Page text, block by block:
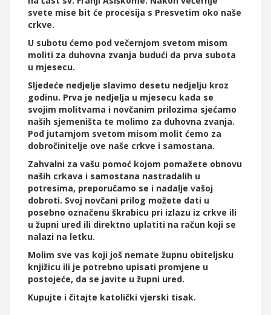
svete mise bit će procesija s Presvetim oko naše
crkve.
U subotu ćemo pod večernjom svetom misom
moliti za duhovna zvanja budući da prva subota
u mjesecu.
Sljedeće nedjelje slavimo desetu nedjelju kroz
godinu. Prva je nedjelja u mjesecu kada se
svojim molitvama i novčanim prilozima sjećamo
naših sjemeništa te molimo za duhovna zvanja.
Pod jutarnjom svetom misom molit ćemo za
dobročinitelje ove naše crkve i samostana.
Zahvalni za vašu pomoć kojom pomažete obnovu
naših crkava i samostana nastradalih u
potresima, preporučamo se i nadalje vašoj
dobroti. Svoj novčani prilog možete dati u
posebno označenu škrabicu pri izlazu iz crkve ili
u župni ured ili direktno uplatiti na račun koji se
nalazi na letku.
Molim sve vas koji još nemate župnu obiteljsku
knjižicu ili je potrebno upisati promjene u
postojeće, da se javite u župni ured.
Kupujte i čitajte katolički vjerski tisak.